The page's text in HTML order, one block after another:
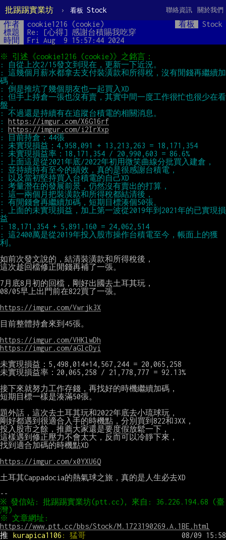
批踢踢實業坊 › 看板 Stock 關於我們
聯絡資訊
作者 cookie1216 (cookie) 看板
Stock
標題
Re: [心得] 感謝台積賜我吃穿
時間
Fri Aug  9 15:57:44 2024
: 這幾個月薪水都拿去支付裝潢款和所得稅，沒有閒錢再繼續加
: 但手上持倉一張也沒有賣，其實中間一度工作很忙也很少在看
: https://imgur.com/X6G16rf
: https://imgur.com/i2IrXxp
: 上面的未實現損益，加上第一波從2019年到2021年的已實現損
: 這2400萬是從2019年投入股市操作台積電至今，帳面上的獲
如前次發文說的，結清裝潢款和所得稅後，
這次趁回檔修正閒錢再補了一張。
7月底8月初的回檔，剛好出國去土耳其玩，
08/05早上出門前在822買了一張。
https://imgur.com/Vwrjk3X
目前整體持倉來到45張。
https://imgur.com/VHKlwDh
https://imgur.com/aGlcDyi
未實現損益：5,498,014+14,567,244 = 20,065,258
未實現損益率：20,065,258 / 21,778,777 = 92.13%
接下來就努力工作存錢，再找好的時機繼續加碼，
短期目標一樣是湊滿50張。
題外話，這次去土耳其玩和2022年底去小琉球玩，
剛好都遇到很適合入手的時機點，分別買到822和3XX，
投入股市之餘，推薦大家還是要度假放鬆一下，
這樣遇到修正壓力不會太大，反而可以冷靜下來，
找到適合加碼的時機點XD
https://imgur.com/x0YXU6Q
土耳其Cappadocia的熱氣球之旅，真的是人生必去XD
※ 發信站: 批踢踢實業坊(ptt.cc), 來自: 36.226.194.68 (臺
https://www.ptt.cc/bbs/Stock/M.1723190269.A.1BE.html
推
kurapica1106 : 猛哥